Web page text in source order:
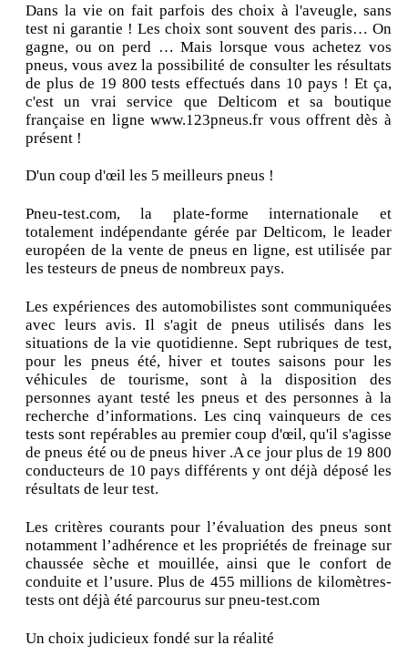
Dans la vie on fait parfois des choix à l'aveugle, sans
test ni garantie ! Les choix sont souvent des paris… On
gagne, ou on perd … Mais lorsque vous achetez vos
pneus, vous avez la possibilité de consulter les résultats
de plus de 19 800 tests effectués dans 10 pays ! Et ça,
c'est un vrai service que Delticom et sa boutique
française en ligne www.123pneus.fr vous offrent dès à
présent !
D'un coup d'œil les 5 meilleurs pneus !
Pneu-test.com, la plate-forme internationale et
totalement indépendante gérée par Delticom, le leader
européen de la vente de pneus en ligne, est utilisée par
les testeurs de pneus de nombreux pays.
Les expériences des automobilistes sont communiquées
avec leurs avis. Il s'agit de pneus utilisés dans les
situations de la vie quotidienne. Sept rubriques de test,
pour les pneus été, hiver et toutes saisons pour les
véhicules de tourisme, sont à la disposition des
personnes ayant testé les pneus et des personnes à la
recherche d’informations. Les cinq vainqueurs de ces
tests sont repérables au premier coup d'œil, qu'il s'agisse
de pneus été ou de pneus hiver .A ce jour plus de 19 800
conducteurs de 10 pays différents y ont déjà déposé les
résultats de leur test.
Les critères courants pour l’évaluation des pneus sont
notamment l’adhérence et les propriétés de freinage sur
chaussée sèche et mouillée, ainsi que le confort de
conduite et l’usure. Plus de 455 millions de kilomètres-
tests ont déjà été parcourus sur pneu-test.com
Un choix judicieux fondé sur la réalité